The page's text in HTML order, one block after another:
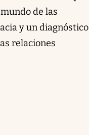
de las
y un diagnóstico
relaciones